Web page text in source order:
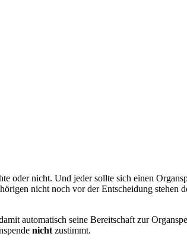
nicht noch vor der Entscheidung stehen
automatisch seine Bereitschaft zur
nicht zustimmt.